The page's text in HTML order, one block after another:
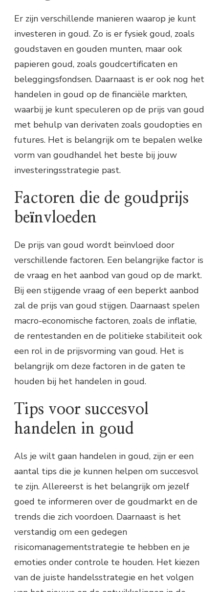
Er zijn verschillende manieren waarop je kunt
investeren in goud. Zo is er fysiek goud, zoals
goudstaven en gouden munten, maar ook
papieren goud, zoals goudcertificaten en
beleggingsfondsen. Daarnaast is er ook nog het
handelen in goud op de financiële markten,
waarbij je kunt speculeren op de prijs van goud
met behulp van derivaten zoals goudopties en
futures. Het is belangrijk om te bepalen welke
vorm van goudhandel het beste bij jouw
investeringsstrategie past.
Factoren die de goudprijs
beïnvloeden
De prijs van goud wordt beïnvloed door
verschillende factoren. Een belangrijke factor is
de vraag en het aanbod van goud op de markt.
Bij een stijgende vraag of een beperkt aanbod
zal de prijs van goud stijgen. Daarnaast spelen
macro-economische factoren, zoals de inflatie,
de rentestanden en de politieke stabiliteit ook
een rol in de prijsvorming van goud. Het is
belangrijk om deze factoren in de gaten te
houden bij het handelen in goud.
Tips voor succesvol
handelen in goud
Als je wilt gaan handelen in goud, zijn er een
aantal tips die je kunnen helpen om succesvol
te zijn. Allereerst is het belangrijk om jezelf
goed te informeren over de goudmarkt en de
trends die zich voordoen. Daarnaast is het
verstandig om een gedegen
risicomanagementstrategie te hebben en je
emoties onder controle te houden. Het kiezen
van de juiste handelsstrategie en het volgen